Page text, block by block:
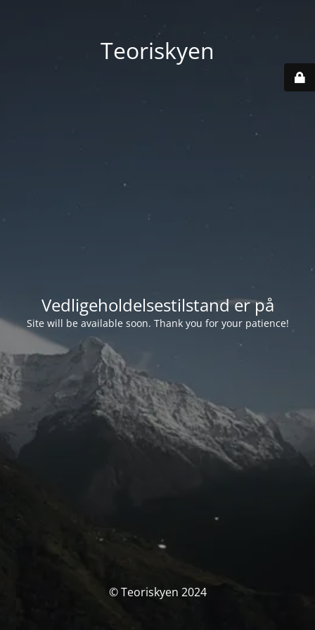
Teoriskyen
Vedligeholdelsestilstand er på
Site will be available soon. Thank you for your patience!
© Teoriskyen 2024